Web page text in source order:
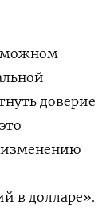
доверие
изменению
в долларе».